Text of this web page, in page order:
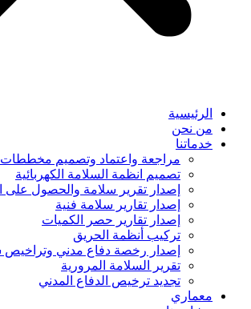
الرئيسية
من نحن
خدماتنا
مراجعة واعتماد وتصميم مخططات
تصميم انظمة السلامة الكهربائية
إصدار تقرير سلامة والحصول على
إصدار تقارير سلامة فنية
إصدار تقارير حصر الكميات
تركيب أنظمة الحريق
إصدار رخصة دفاع مدني وتراخيص
تقرير السلامة المرورية
تجديد ترخيص الدفاع المدني
معماري